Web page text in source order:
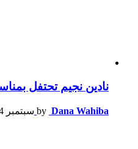
نادين نجيم تحتفل
by Dana Wahiba سبتمبر 14, 2023, 3:39 م